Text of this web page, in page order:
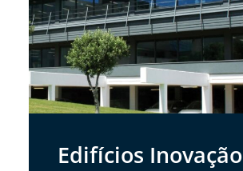
Edifícios Inovação